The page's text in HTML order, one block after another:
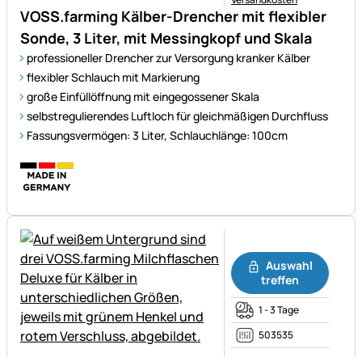
VOSS.farming Kälber-Drencher mit flexibler
Sonde, 3 Liter, mit Messingkopf und Skala
professioneller Drencher zur Versorgung kranker Kälber
flexibler Schlauch mit Markierung
große Einfüllöffnung mit eingegossener Skala
selbstregulierendes Luftloch für gleichmäßigen Durchfluss
Fassungsvermögen: 3 Liter, Schlauchlänge: 100cm
Auswahl
treffen
1 - 3 Tage
503535